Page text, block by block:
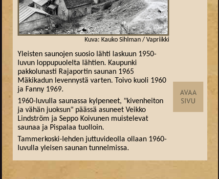
Kuva: Kauko Sihlman / Vapriikki
Yleisten saunojen suosio lähti laskuun 1950-
luvun loppupuolelta lähtien. Kaupunki
pakkolunasti Rajaportin saunan 1965
Mäkikadun levennystä varten. Toivo kuoli 1960
ja Fanny 1969.
1960-luvulla saunassa kylpeneet, "kivenheiton
ja vähän juoksun" päässä asuneet Veikko
Lindström ja Seppo Koivunen muistelevat
saunaa ja Pispalaa tuolloin.
Tammerkoski-lehden juttuvideolla ollaan 1960-
luvulla yleisen saunan tunnelmissa.